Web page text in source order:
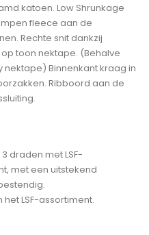
katoen. Low Shrunkage
fleece aan de
Rechte snit dankzij
toon nektape. (Behalve
nektape) Binnenkant kraag in
Ribboord aan de
draden met LSF-
met een uitstekend
LSF-assortiment.